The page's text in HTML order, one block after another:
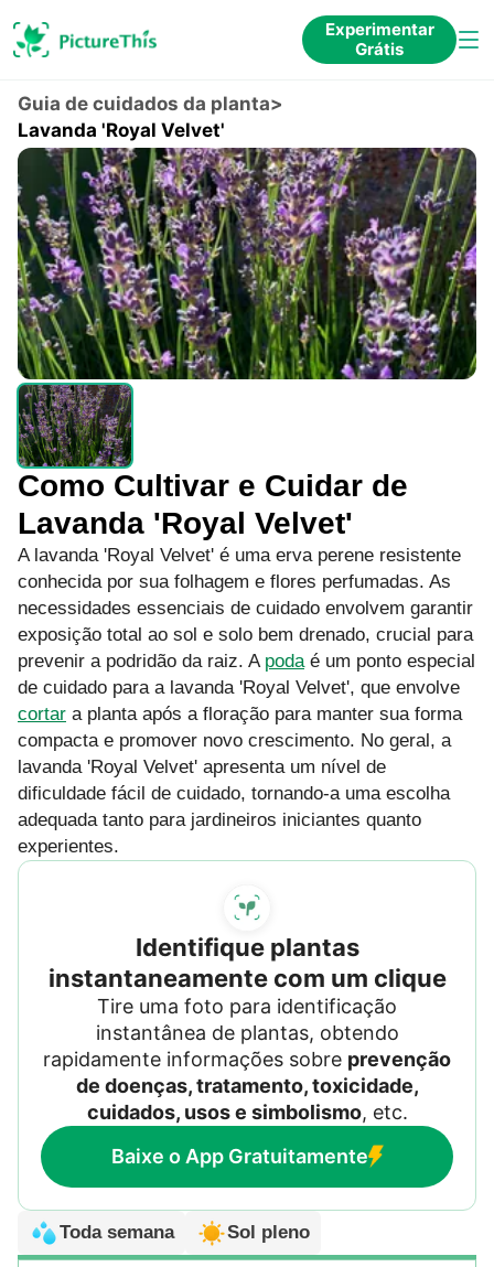
Experimentar
Grátis
Guia de cuidados da planta>
Lavanda 'Royal Velvet'
Como Cultivar e Cuidar de
Lavanda 'Royal Velvet'
A lavanda 'Royal Velvet' é uma erva perene resistente
conhecida por sua folhagem e flores perfumadas. As
necessidades essenciais de cuidado envolvem garantir
exposição total ao sol e solo bem drenado, crucial para
prevenir a podridão da raiz. A poda é um ponto especial
de cuidado para a lavanda 'Royal Velvet', que envolve
cortar a planta após a floração para manter sua forma
compacta e promover novo crescimento. No geral, a
lavanda 'Royal Velvet' apresenta um nível de
dificuldade fácil de cuidado, tornando-a uma escolha
adequada tanto para jardineiros iniciantes quanto
experientes.
Identifique plantas
instantaneamente com um clique
Tire uma foto para identificação
instantânea de plantas, obtendo
rapidamente informações sobre prevenção
de doenças, tratamento, toxicidade,
cuidados, usos e simbolismo, etc.
Baixe o App Gratuitamente
Toda semana Sol pleno